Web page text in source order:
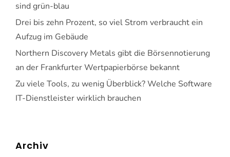
sind grün-blau
Drei bis zehn Prozent, so viel Strom verbraucht ein
Aufzug im Gebäude
Northern Discovery Metals gibt die Börsennotierung
an der Frankfurter Wertpapierbörse bekannt
Zu viele Tools, zu wenig Überblick? Welche Software
IT-Dienstleister wirklich brauchen
Archiv